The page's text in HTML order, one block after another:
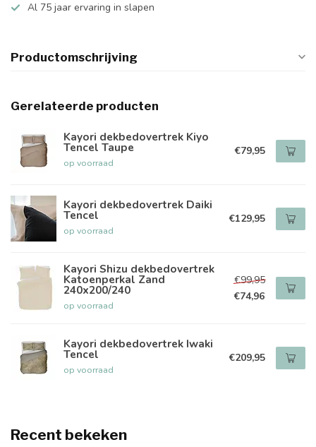
Al 75 jaar ervaring in slapen
Productomschrijving
Gerelateerde producten
Kayori dekbedovertrek Kiyo
Tencel Taupe
op voorraad
€79,95
Kayori dekbedovertrek Daiki
Tencel
op voorraad
€129,95
Kayori Shizu dekbedovertrek
Katoenperkal Zand
240x200/240
op voorraad
€99,95
€74,96
Kayori dekbedovertrek Iwaki
Tencel
op voorraad
€209,95
Recent bekeken